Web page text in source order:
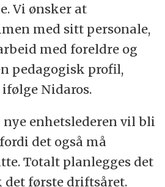
Vi ønsker at
med sitt personale,
med foreldre og
pedagogisk profil,
Nidaros.
enhetslederen vil bli
det også må
Totalt planlegges det
det første driftsåret.